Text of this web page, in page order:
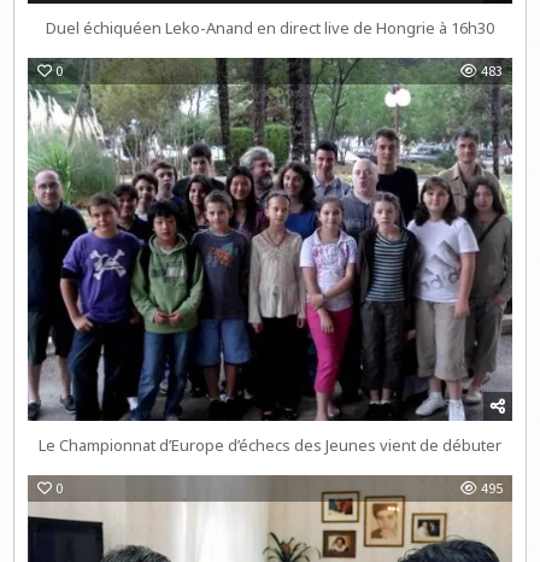
Duel échiquéen Leko-Anand en direct live de Hongrie à 16h30
0 483
Le Championnat d’Europe d’échecs des Jeunes vient de débuter
0 495